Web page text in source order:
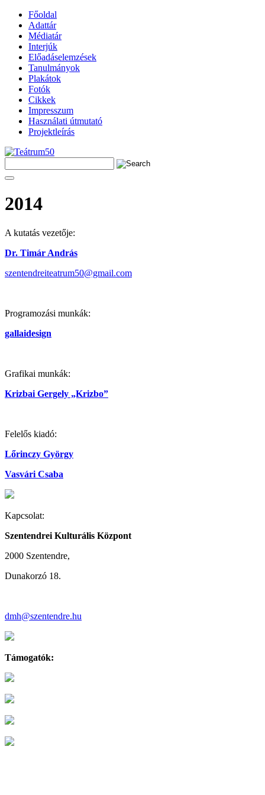
Főoldal
Adattár
Médiatár
Interjúk
Előadáselemzések
Tanulmányok
Plakátok
Fotók
Cikkek
Impresszum
Használati útmutató
Projektleírás
2014
A kutatás vezetője:
Dr. Timár András
szentendreiteatrum50@gmail.com
Programozási munkák:
gallaidesign
Grafikai munkák:
Krizbai Gergely „Krizbo”
Felelős kiadó:
Lőrinczy György
Vasvári Csaba
Kapcsolat:
Szentendrei Kulturális Központ
2000 Szentendre,
Dunakorzó 18.
dmh@szentendre.hu
Támogatók: